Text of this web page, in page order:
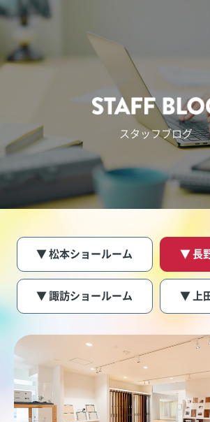
スタッフブログ
▼ 松本ショールーム ▼ 長
▼ 諏訪ショールーム ▼ 上